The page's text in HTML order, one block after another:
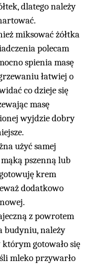
dlatego należy
miksować żółtka
polecam
spienia masę
łatwiej o
co dzieje się
masę
wyjdzie dobry
użyć samej
pszenną lub
krem
dodatkowo
z powrotem
budyniu, należy
gotowało się
mleko przywarło